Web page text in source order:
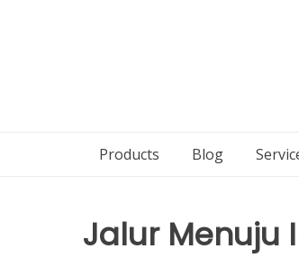
Products Blog
Jalur Menuju